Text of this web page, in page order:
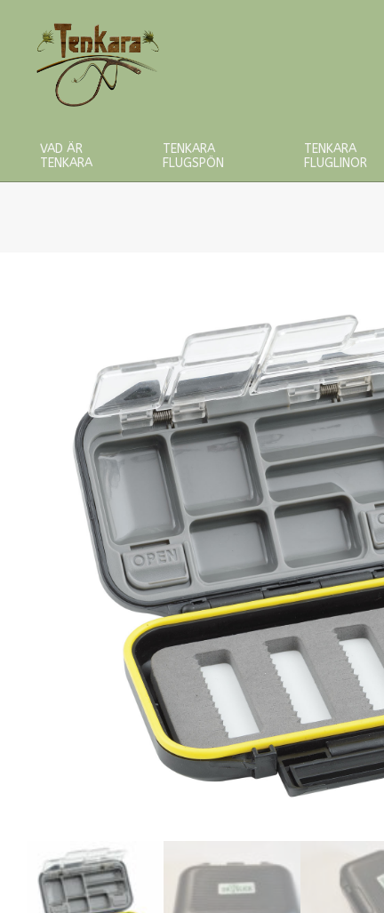
content
Primary
Navigation
VAD ÄR
TENKARA
TENKARA
FLUGSPÖN
TENKARA
FLUGLINOR